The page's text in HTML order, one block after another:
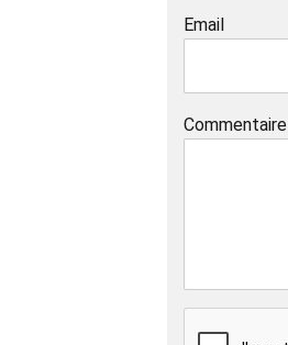
Email
Commentaire